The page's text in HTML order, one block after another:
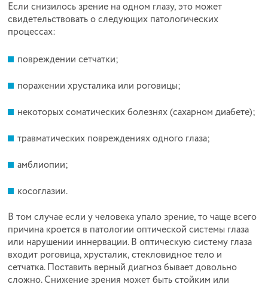
Если снизилось зрение на одном глазу, это может
свидетельствовать о следующих патологических
процессах:
повреждении сетчатки;
поражении хрусталика или роговицы;
некоторых соматических болезнях (сахарном диабете);
травматических повреждениях одного глаза;
амблиопии;
косоглазии.
В том случае если у человека упало зрение, то чаще всего
причина кроется в патологии оптической системы глаза
или нарушении иннервации. В оптическую систему глаза
входит роговица, хрусталик, стекловидное тело и
сетчатка. Поставить верный диагноз бывает довольно
сложно. Снижение зрения может быть стойким или